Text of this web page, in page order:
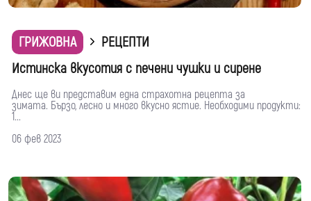
ГРИЖОВНА
РЕЦЕПТИ
Истинска вкусотия с печени чушки и сирене
Днес ще ви представим една страхотна рецепта за
зимата. Бързо, лесно и много вкусно ястие. Необходими продукти:
1...
06 фев 2023